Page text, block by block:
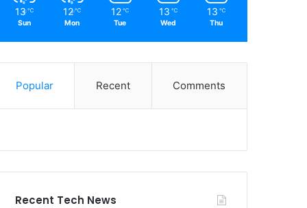
13 ℃
Sun
12 ℃
Mon
12 ℃
Tue
13 ℃
Wed
13 ℃
Thu
Popular Recent Comments
Recent Tech News